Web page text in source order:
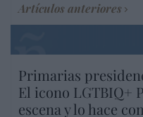
Artículos anteriores
Primarias
El icono LGTBIQ+
escena y lo hace